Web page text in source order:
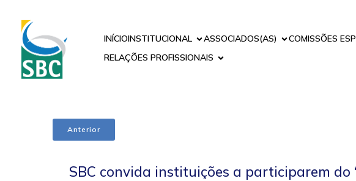
INÍCIOINSTITUCIONAL ASSOCIADOS(AS) COMISSÕES
RELAÇÕES PROFISSIONAIS
Anterior
SBC convida instituições a participarem do